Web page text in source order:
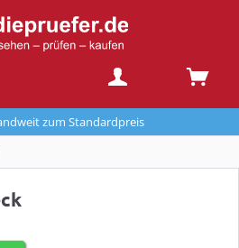
zum Standardpreis